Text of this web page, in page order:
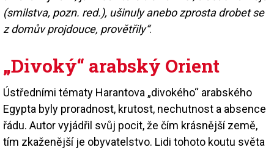
(smilstva, pozn. red.), ušinuly anebo zprosta drobet se
z domův projdouce, provětřily“.
„Divoký“ arabský Orient
Ústředními tématy Harantova „divokého“ arabského
Egypta byly proradnost, krutost, nechutnost a absence
řádu. Autor vyjádřil svůj pocit, že čím krásnější země,
tím zkaženější je obyvatelstvo. Lidi tohoto koutu světa